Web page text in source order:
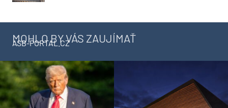
MOHLO BY VÁS ZAUJÍMAŤ
ASB-PORTAL.CZ